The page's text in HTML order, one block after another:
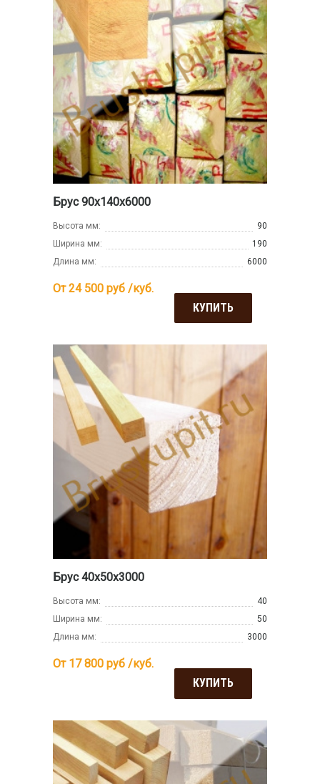
Брус 90х140х6000
Высота мм:
90
Ширина мм:
190
Длина мм:
6000
От 24 500 руб /куб.
КУПИТЬ
Брус 40х50х3000
Высота мм:
40
Ширина мм:
50
Длина мм:
3000
От 17 800 руб /куб.
КУПИТЬ